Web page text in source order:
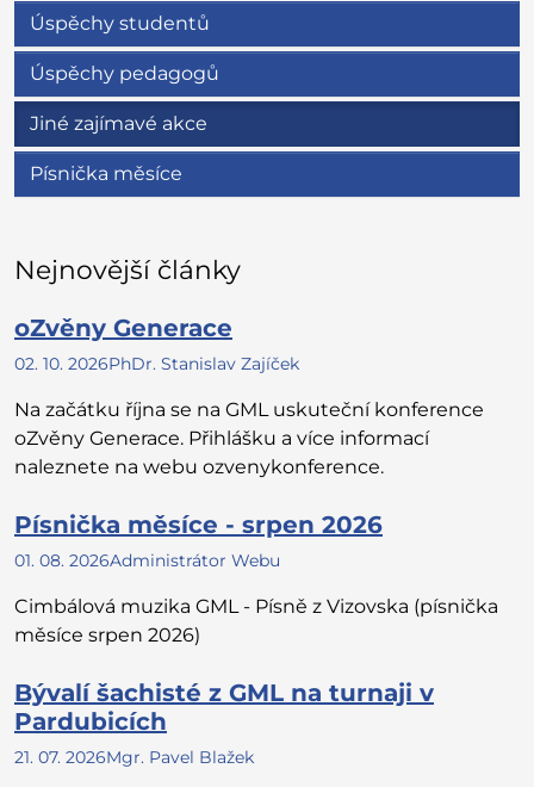
Úspěchy studentů
Úspěchy pedagogů
Jiné zajímavé akce
Písnička měsíce
Nejnovější články
oZvěny Generace
02. 10. 2026PhDr. Stanislav Zajíček
Na začátku října se na GML uskuteční konference
oZvěny Generace. Přihlášku a více informací
naleznete na webu ozvenykonference.
Písnička měsíce - srpen 2026
01. 08. 2026Administrátor Webu
Cimbálová muzika GML - Písně z Vizovska (písnička
měsíce srpen 2026)
Bývalí šachisté z GML na turnaji v
Pardubicích
21. 07. 2026Mgr. Pavel Blažek